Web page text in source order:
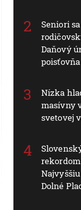
Seniori
Daňový
Nízka
masívny
svetovej
Dolné